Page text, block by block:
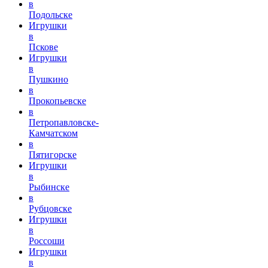
в
Подольске
Игрушки
в
Пскове
Игрушки
в
Пушкино
в
Прокопьевске
в
Петропавловске-
Камчатском
в
Пятигорске
Игрушки
в
Рыбинске
в
Рубцовске
Игрушки
в
Россоши
Игрушки
в